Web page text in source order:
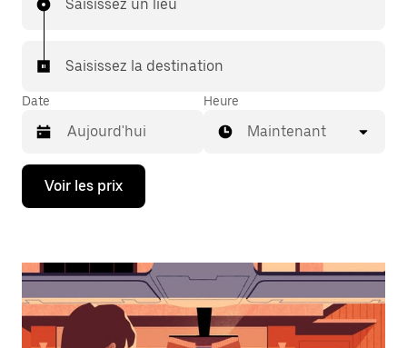
Saisissez un lieu
Saisissez la destination
Date
Appuyez
la
bas
ouvrir
le
calendrier
Heure
Maintenant
Voir les prix